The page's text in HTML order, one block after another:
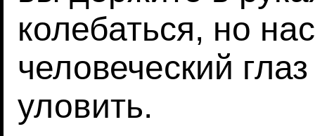
колебаться, но
человеческий
уловить.